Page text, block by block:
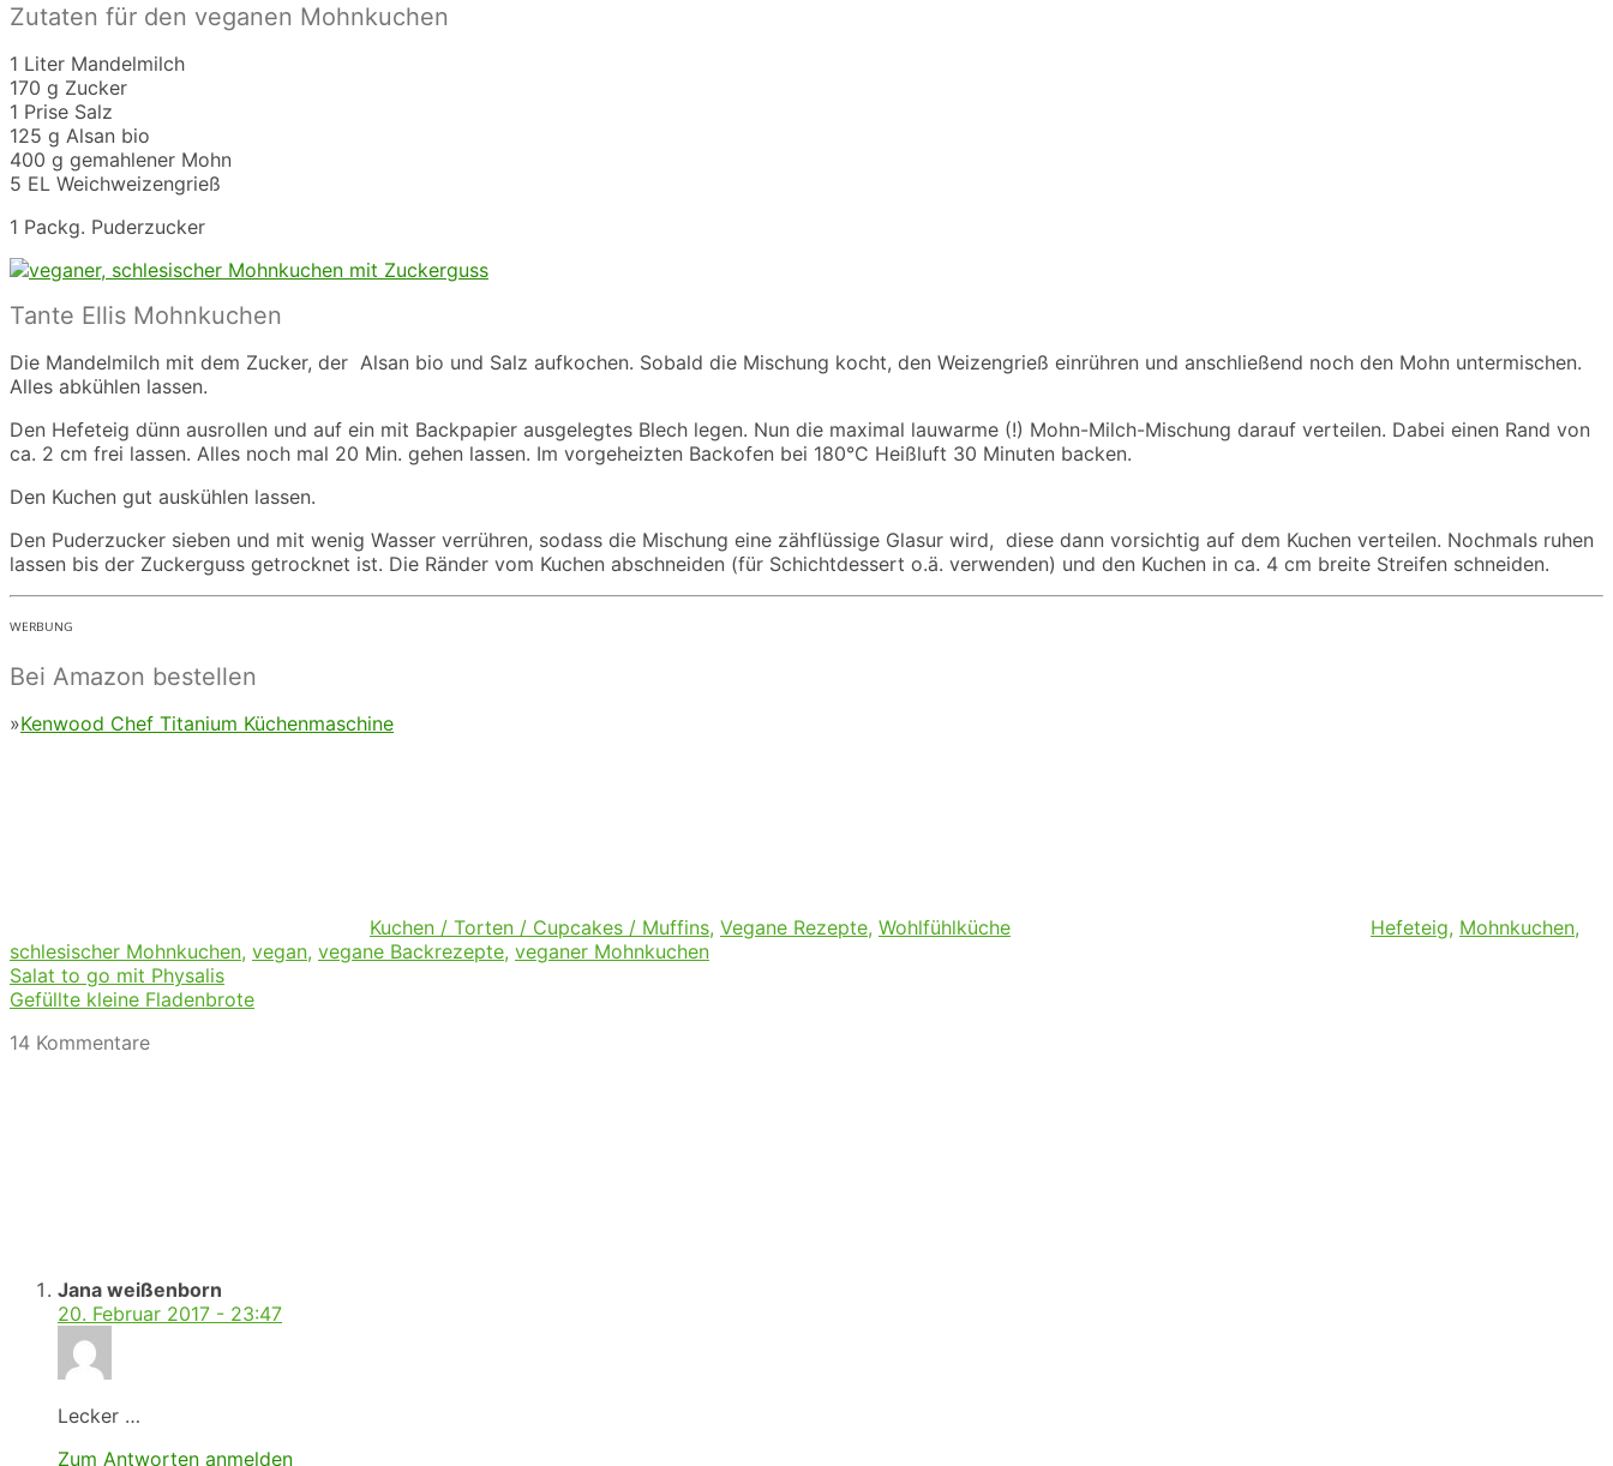
Zutaten für den veganen Mohnkuchen
1 Liter Mandelmilch
170 g Zucker
1 Prise Salz
125 g Alsan bio
400 g gemahlener Mohn
5 EL Weichweizengrieß
1 Packg. Puderzucker
Tante Ellis Mohnkuchen
Die Mandelmilch mit dem Zucker, der Alsan bio und Salz aufkochen. Sobald die Mischung kocht, den Weizengrieß einrühren und anschließend noch den Mohn untermischen.
Alles abkühlen lassen.
Den Hefeteig dünn ausrollen und auf ein mit Backpapier ausgelegtes Blech legen. Nun die maximal lauwarme (!) Mohn-Milch-Mischung darauf verteilen. Dabei einen Rand von
ca. 2 cm frei lassen. Alles noch mal 20 Min. gehen lassen. Im vorgeheizten Backofen bei 180°C Heißluft 30 Minuten backen.
Den Kuchen gut auskühlen lassen.
Den Puderzucker sieben und mit wenig Wasser verrühren, sodass die Mischung eine zähflüssige Glasur wird, diese dann vorsichtig auf dem Kuchen verteilen. Nochmals ruhen
lassen bis der Zuckerguss getrocknet ist. Die Ränder vom Kuchen abschneiden (für Schichtdessert o.ä. verwenden) und den Kuchen in ca. 4 cm breite Streifen schneiden.
ᵂᴱᴿᴮᵁᴺᴳ
Bei Amazon bestellen
»Kenwood Chef Titanium Küchenmaschine
Kuchen / Torten / Cupcakes / Muffins, Vegane Rezepte, Wohlfühlküche Hefeteig, Mohnkuchen,
schlesischer Mohnkuchen, vegan, vegane Backrezepte, veganer Mohnkuchen
Salat to go mit Physalis
Gefüllte kleine Fladenbrote
14 Kommentare
Jana weißenborn
20. Februar 2017 - 23:47
Lecker …
Zum Antworten anmelden